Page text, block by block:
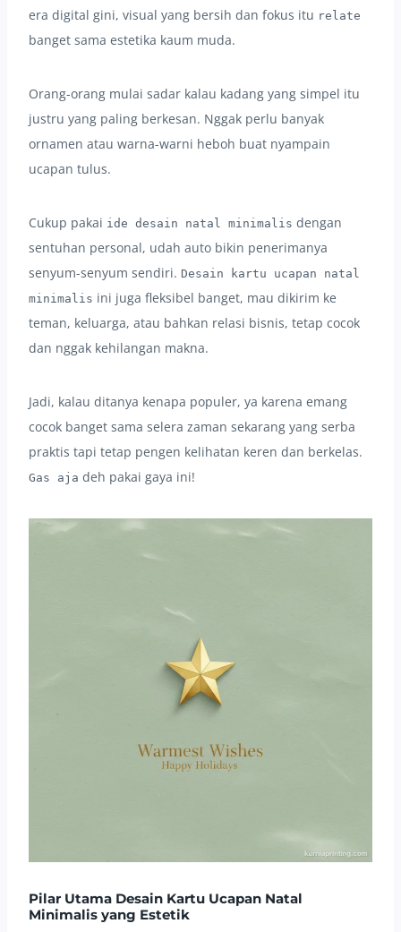
era digital gini, visual yang bersih dan fokus itu relate
banget sama estetika kaum muda.
Orang-orang mulai sadar kalau kadang yang simpel itu
justru yang paling berkesan. Nggak perlu banyak
ornamen atau warna-warni heboh buat nyampain
ucapan tulus.
Cukup pakai ide desain natal minimalis dengan
sentuhan personal, udah auto bikin penerimanya
senyum-senyum sendiri. Desain kartu ucapan natal
minimalis ini juga fleksibel banget, mau dikirim ke
teman, keluarga, atau bahkan relasi bisnis, tetap cocok
dan nggak kehilangan makna.
Jadi, kalau ditanya kenapa populer, ya karena emang
cocok banget sama selera zaman sekarang yang serba
praktis tapi tetap pengen kelihatan keren dan berkelas.
Gas aja deh pakai gaya ini!
Pilar Utama Desain Kartu Ucapan Natal
Minimalis yang Estetik